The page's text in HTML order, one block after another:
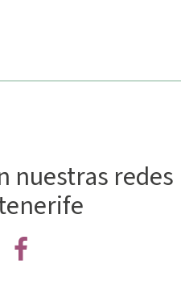
nuestras redes